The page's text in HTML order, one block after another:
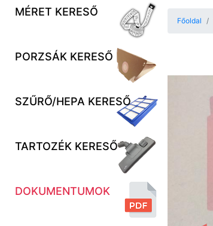
MÉRET KERESŐ
PORZSÁK KERESŐ
SZŰRŐ/HEPA KERESŐ
TARTOZÉK KERESŐ
DOKUMENTUMOK
Főoldal